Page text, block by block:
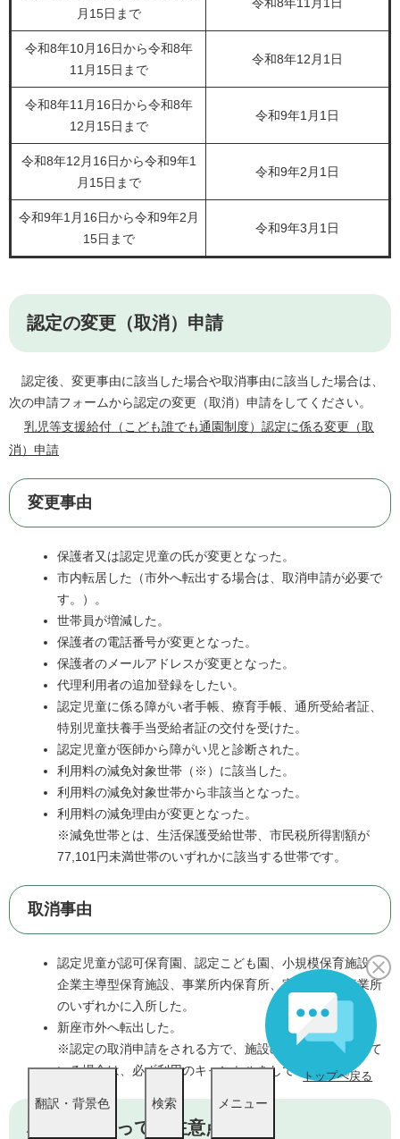
翻訳・背景色 検索 メニュー
トップへ戻る
月15日まで
令和8年10月16日から令和8年
11月15日まで
令和8年12月1日
令和8年11月16日から令和8年
12月15日まで
令和9年1月1日
令和8年12月16日から令和9年1
月15日まで
令和9年2月1日
令和9年1月16日から令和9年2月
15日まで
令和9年3月1日
認定の変更（取消）申請
認定後、変更事由に該当した場合や取消事由に該当した場合は、
次の申請フォームから認定の変更（取消）申請をしてください。
乳児等支援給付（こども誰でも通園制度）認定に係る変更（取
消）申請
変更事由
保護者又は認定児童の氏が変更となった。
​市内転居した（市外へ転出する場合は、取消申請が必要で
す。）。
世帯員が増減した。
保護者の電話番号が変更となった。
保護者のメールアドレスが変更となった。
代理利用者の追加登録をしたい。
認定児童に係る障がい者手帳、療育手帳、通所受給者証、
特別児童扶養手当受給者証の交付を受けた。
認定児童が医師から障がい児と診断された。
​利用料の減免対象世帯（※）に該当した。
利用料の減免対象世帯から非該当となった。
利用料の減免理由が変更となった。
※減免世帯とは、生活保護受給世帯、市民税所得割額が
77,101円未満世帯のいずれかに該当する世帯です。
取消事由
認定児童が認可保育園、認定こども園、小規模保育施設、
企業主導型保育施設、事業所内保育所、家庭的保育事業所
のいずれかに入所した。
​新座市外へ転出した。
※認定の取消申請をされる方で、施設の利用予約が残って
いる場合は、必ず利用のキャンセルをしてください。
利用に当たっての注意点